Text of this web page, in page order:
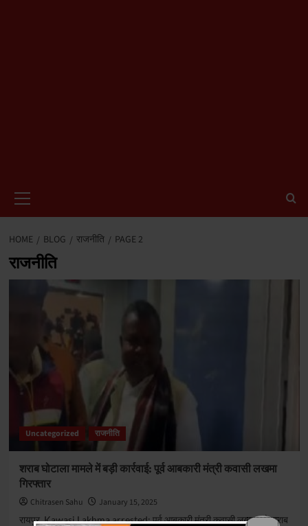
Menu
HOME BLOG राजनीति PAGE 2
राजनीति
Uncategorized राजनीति
शराब घोटाला मामले में बड़ी कार्रवाई: पूर्व आबकारी मंत्री कवासी लखमा
गिरफ्तार
Chitrasen Sahu
January 15, 2025
रायपुर, Kawasi Lakhma arrested: पूर्व आबकारी मंत्री कवासी लखमा को शराब